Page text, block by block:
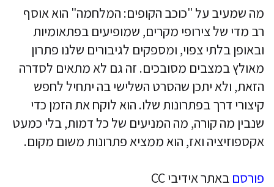
מה שמעיב על "כוכב הקופים: המלחמה" הוא אוסף
רב מדי של צירופי מקרים, שמופיעים בפתאומיות
ובאופן בלתי צפוי, ומספקים לגיבורים שלנו פתרון
מאולץ במצבים מסובכים. זה גם לא מתאים לסדרה
הזאת, ולא יתכן שהסרט השלישי בה יתחיל לחפש
קיצורי דרך בפתרונות שלו. הוא לוקח את הזמן כדי
שנבין מה קורה, מה המניעים של כל דמות, בלי כמעט
אקספוזיציה ואז, הוא ממציא פתרונות משום מקום.
פורסם באתר אידיבי CC